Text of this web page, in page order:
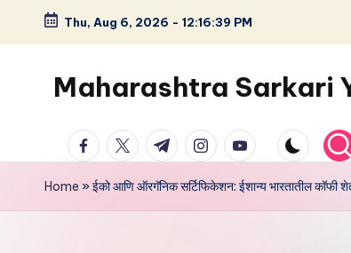
Thu, Aug 6, 2026 - 12:16:39 PM
Maharashtra Sarkari
Home »ईको आणि ऑरगॅनिक सर्टिफिकेशन: ईशान्य भारतातील कॉफी